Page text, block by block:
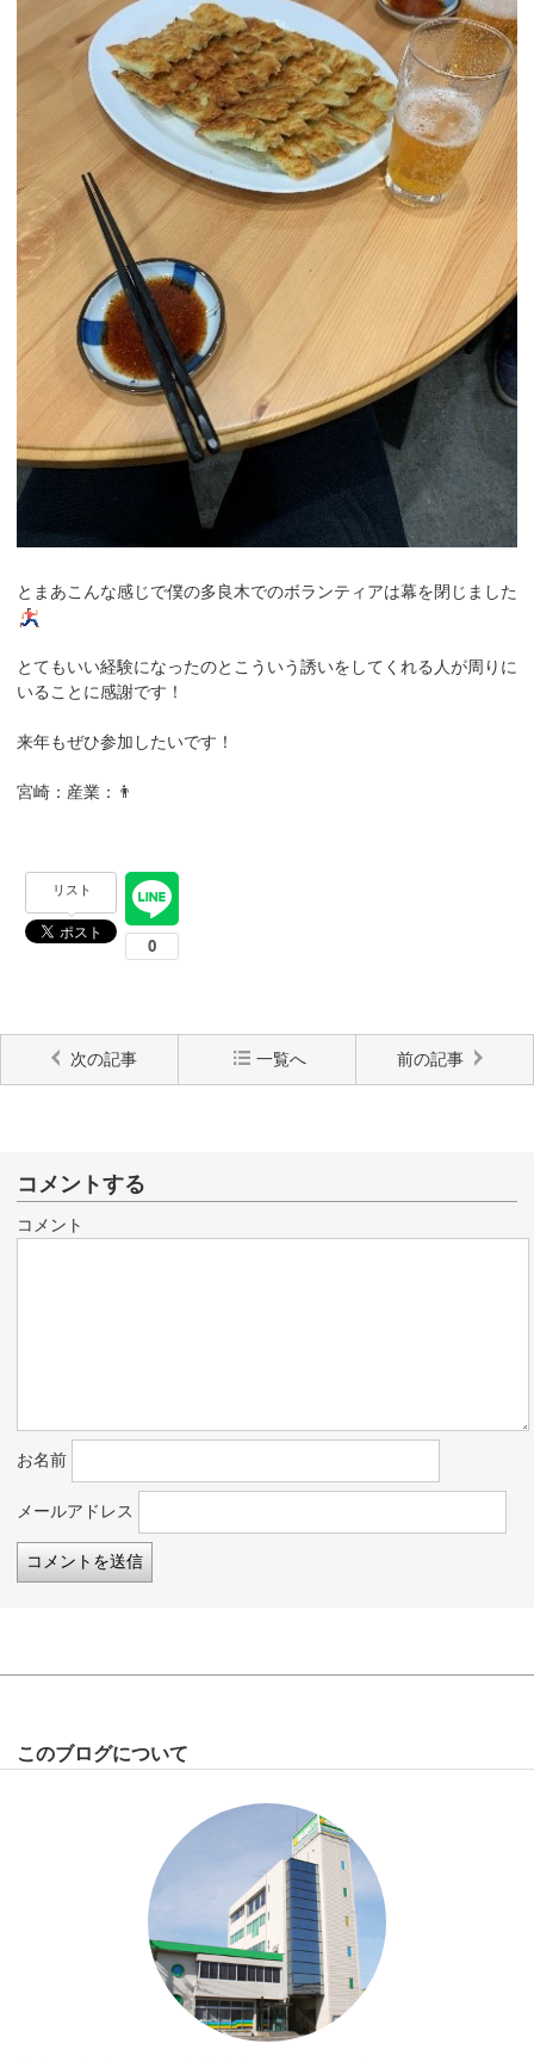
とまあこんな感じで僕の多良木でのボランティアは幕を閉じました
とてもいい経験になったのとこういう誘いをしてくれる人が周りに
いることに感謝です！
来年もぜひ参加したいです！
宮崎：産業：👨
リスト
次の記事 一覧へ 前の記事
コメントする
コメント
お名前
メールアドレス
このブログについて